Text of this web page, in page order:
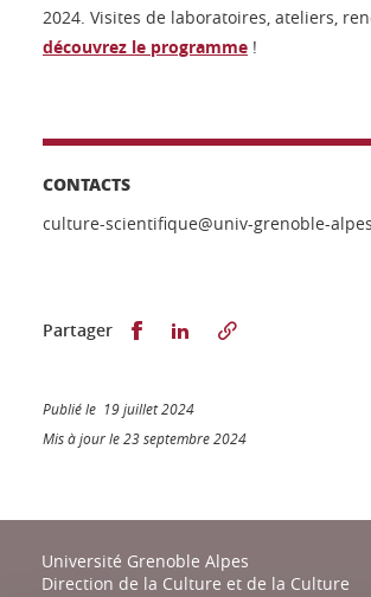
2024. Visites de laboratoires, ateliers,
découvrez le programme !
CONTACTS
culture-scientifique@univ-grenoble-
Partager Partager sur Facebook
Partager sur LinkedIn
Publié le 19 juillet 2024
Mis à jour le 23 septembre 2024
Université Grenoble Alpes
Direction de la Culture et de la Culture